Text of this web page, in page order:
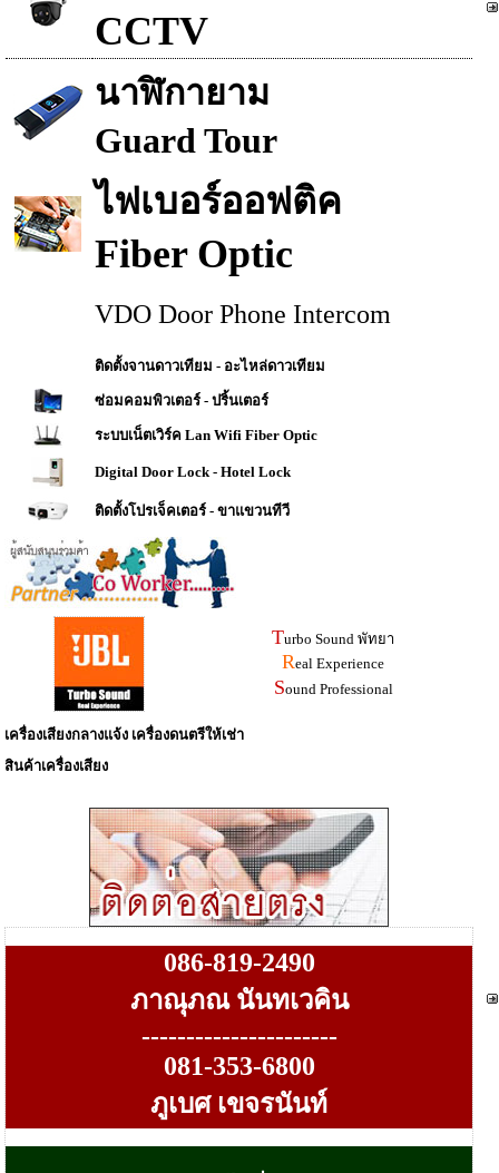
CCTV
นาฬิกายาม
Guard Tour
ไฟเบอร์ออฟติค
Fiber Optic
VDO Door Phone Intercom
ติดตั้งจานดาวเทียม - อะไหล่ดาวเทียม
ซ่อมคอมพิวเตอร์ - ปริ้นเตอร์
ระบบเน็ตเวิร์ค Lan Wifi Fiber Optic
Digital Door Lock - Hotel Lock
ติดตั้งโปรเจ็คเตอร์ - ขาแขวนทีวี
Turbo Sound พัทยา
Real Experience
Sound Professional
เครื่องเสียงกลางแจ้ง เครื่องดนตรีให้เช่า
สินค้าเครื่องเสียง
086-819-2490
ภาณุภณ นันทเวคิน
----------------------
081-353-6800
ภูเบศ เขจรนันท์